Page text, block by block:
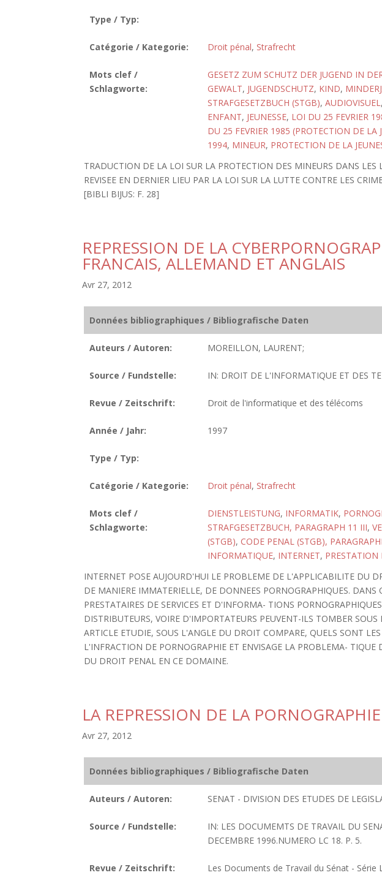
Type / Typ:
Catégorie / Kategorie: Droit pénal, Strafrecht
Mots clef /
Schlagworte:
GESETZ ZUM SCHUTZ DER JUGEND IN
GEWALT, JUGENDSCHUTZ, KIND,
STRAFGESETZBUCH (STGB), AUDIOVISUEL,
ENFANT, JEUNESSE, LOI DU 25 FEVRIER
DU 25 FEVRIER 1985 (PROTECTION DE LA
1994, MINEUR, PROTECTION DE LA
TRADUCTION DE LA LOI SUR LA PROTECTION DES MINEURS DANS LES
REVISEE EN DERNIER LIEU PAR LA LOI SUR LA LUTTE CONTRE LES
[BIBLI BIJUS: F. 28]
REPRESSION DE LA
FRANCAIS, ALLEMAND ET ANGLAIS
Avr 27, 2012
Données bibliographiques / Bibliografische Daten
Auteurs / Autoren: MOREILLON, LAURENT;
Source / Fundstelle: IN: DROIT DE L'INFORMATIQUE ET DES
Revue / Zeitschrift: Droit de l'informatique et des télécoms
Année / Jahr: 1997
Type / Typ:
Catégorie / Kategorie: Droit pénal, Strafrecht
Mots clef /
Schlagworte:
DIENSTLEISTUNG, INFORMATIK,
STRAFGESETZBUCH, PARAGRAPH 11 III,
(STGB), CODE PENAL (STGB),
INFORMATIQUE, INTERNET, PRESTATION
INTERNET POSE AUJOURD'HUI LE PROBLEME DE L'APPLICABILITE DU
DE MANIERE IMMATERIELLE, DE DONNEES PORNOGRAPHIQUES. DANS
PRESTATAIRES DE SERVICES ET D'INFORMA- TIONS
DISTRIBUTEURS, VOIRE D'IMPORTATEURS PEUVENT-ILS TOMBER
ARTICLE ETUDIE, SOUS L'ANGLE DU DROIT COMPARE, QUELS SONT
L'INFRACTION DE PORNOGRAPHIE ET ENVISAGE LA PROBLEMA- TIQUE
DU DROIT PENAL EN CE DOMAINE.
LA REPRESSION DE LA
Avr 27, 2012
Données bibliographiques / Bibliografische Daten
Auteurs / Autoren: SENAT - DIVISION DES ETUDES DE
Source / Fundstelle:
IN: LES DOCUMEMTS DE TRAVAIL DU
DECEMBRE 1996.NUMERO LC 18. P. 5.
Revue / Zeitschrift: Les Documents de Travail du Sénat - Série